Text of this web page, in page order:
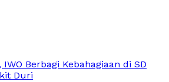
Berbagi Kebahagiaan di SD
Duri